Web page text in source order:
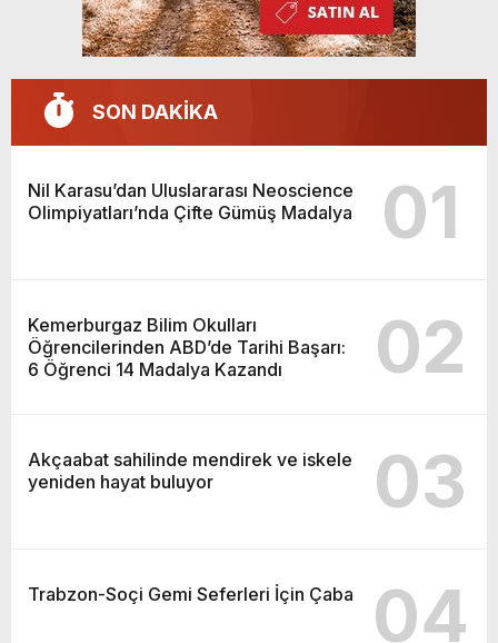
SON DAKİKA
Nil Karasu’dan Uluslararası Neoscience
Olimpiyatları’nda Çifte Gümüş Madalya
01
Kemerburgaz Bilim Okulları
Öğrencilerinden ABD’de Tarihi Başarı:
6 Öğrenci 14 Madalya Kazandı
02
Akçaabat sahilinde mendirek ve iskele
yeniden hayat buluyor
03
Trabzon-Soçi Gemi Seferleri İçin Çaba 04